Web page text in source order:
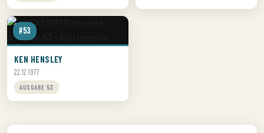
#53
KEN HENSLEY
22.12.1977
AUSGABE 53